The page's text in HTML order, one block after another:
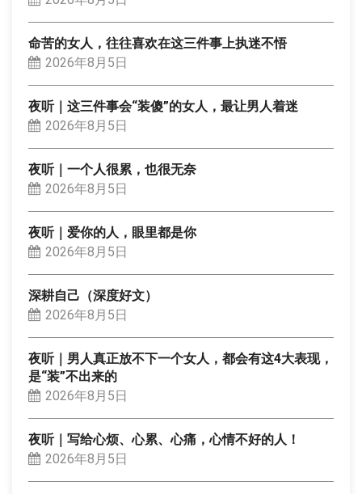
命苦的女人，往往喜欢在这三件事上执迷不悟
2026年8月5日
夜听｜这三件事会“装傻”的女人，最让男人着迷
2026年8月5日
夜听｜一个人很累，也很无奈
2026年8月5日
夜听｜爱你的人，眼里都是你
2026年8月5日
深耕自己（深度好文）
2026年8月5日
夜听｜男人真正放不下一个女人，都会有这4大表现，
是“装”不出来的
2026年8月5日
夜听｜写给心烦、心累、心痛，心情不好的人！
2026年8月5日